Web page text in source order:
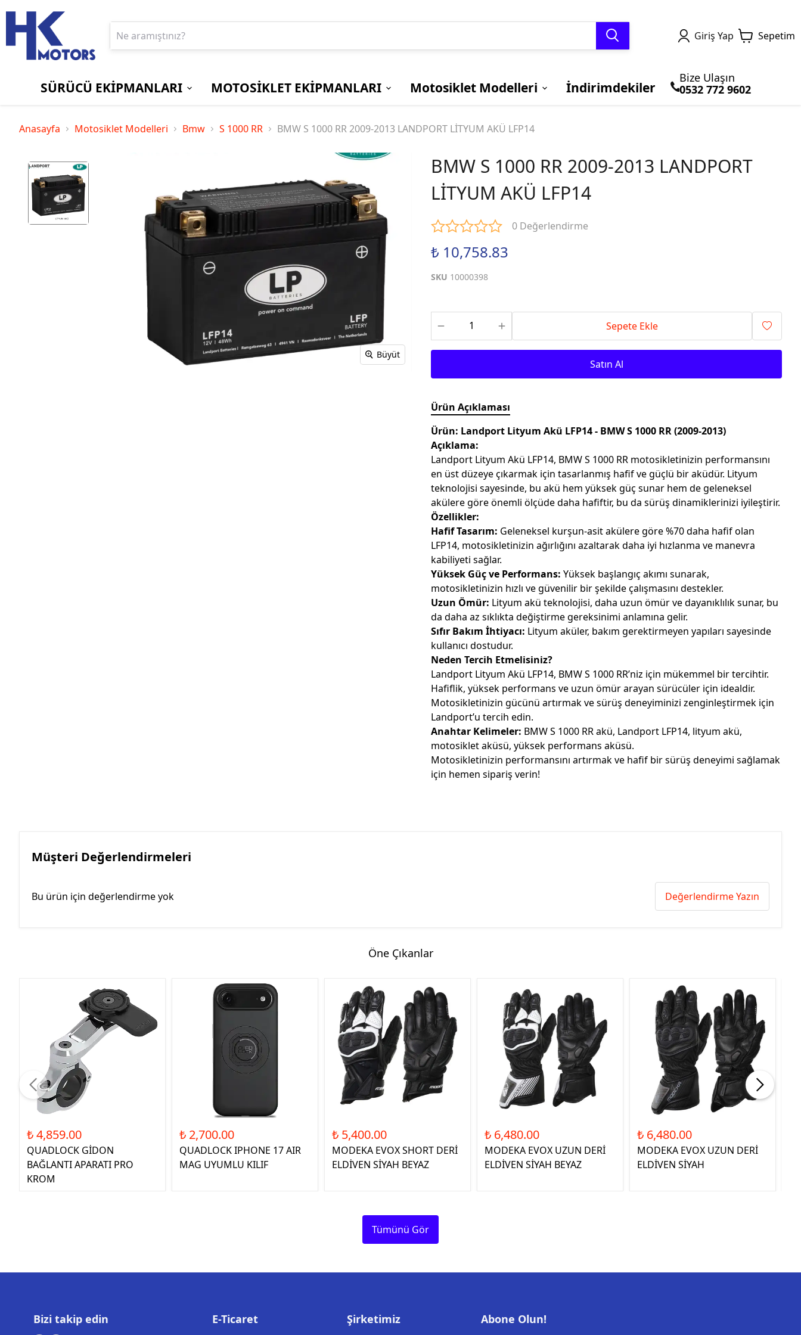
Giriş Yap Sepetim
SÜRÜCÜ EKİPMANLARI
BOT ve ÇİZMELER PANTOLONLAR
GÜVENLİK
SÜRÜCÜ
SÜRÜCÜ
ÇANTALARI
MONTLAR
SU GEÇİRMEZ
MONTLAR
YAZLIK / MEVSİMLİK
MONTLAR
KADIN MONTLAR
TEKSTİL MONTLAR
KASKLAR
AÇIK KASKLAR
ÇENE AÇILIR
KASKLAR
KASK CAMLARI
KASK YEDEK
MOTOSİKLET EKİPMANLARI
EKRAN/GÖSTERGE
MOTOSİKLET
DİĞER
TELEFON
Motosiklet Modelleri
Aprilia Bajaj Bmw Ducati
Suzuki
İndirimdekiler
Bize Ulaşın
0532 772 9602
Anasayfa Motosiklet Modelleri Bmw S 1000 RR BMW S 1000 RR 2009-2013 LANDPORT LİTYUM AKÜ LFP14
Büyüt
BMW S 1000 RR 2009-2013 LANDPORT
LİTYUM AKÜ LFP14
0 Değerlendirme
₺ 10,758.83
SKU 10000398
Sepete Ekle
Satın Al
Ürün Açıklaması
Ürün: Landport Lityum Akü LFP14 - BMW S 1000 RR (2009-2013)
Açıklama:
Landport Lityum Akü LFP14, BMW S 1000 RR motosikletinizin performansını
en üst düzeye çıkarmak için tasarlanmış hafif ve güçlü bir aküdür. Lityum
teknolojisi sayesinde, bu akü hem yüksek güç sunar hem de geleneksel
akülere göre önemli ölçüde daha hafiftir, bu da sürüş dinamiklerinizi iyileştirir.
Özellikler:
Hafif Tasarım: Geleneksel kurşun-asit akülere göre %70 daha hafif olan
LFP14, motosikletinizin ağırlığını azaltarak daha iyi hızlanma ve manevra
kabiliyeti sağlar.
Yüksek Güç ve Performans: Yüksek başlangıç akımı sunarak,
motosikletinizin hızlı ve güvenilir bir şekilde çalışmasını destekler.
Uzun Ömür: Lityum akü teknolojisi, daha uzun ömür ve dayanıklılık sunar, bu
da daha az sıklıkta değiştirme gereksinimi anlamına gelir.
Sıfır Bakım İhtiyacı: Lityum aküler, bakım gerektirmeyen yapıları sayesinde
kullanıcı dostudur.
Neden Tercih Etmelisiniz?
Landport Lityum Akü LFP14, BMW S 1000 RR’niz için mükemmel bir tercihtir.
Hafiflik, yüksek performans ve uzun ömür arayan sürücüler için idealdir.
Motosikletinizin gücünü artırmak ve sürüş deneyiminizi zenginleştirmek için
Landport’u tercih edin.
Anahtar Kelimeler: BMW S 1000 RR akü, Landport LFP14, lityum akü,
motosiklet aküsü, yüksek performans aküsü.
Motosikletinizin performansını artırmak ve hafif bir sürüş deneyimi sağlamak
için hemen sipariş verin!
Müşteri Değerlendirmeleri
Bu ürün için değerlendirme yok Değerlendirme Yazın
Öne Çıkanlar
₺ 4,859.00
QUADLOCK GİDON
BAĞLANTI APARATI PRO
KROM
₺ 2,700.00
QUADLOCK IPHONE 17 AIR
MAG UYUMLU KILIF
₺ 5,400.00
MODEKA EVOX SHORT DERİ
ELDİVEN SİYAH BEYAZ
₺ 6,480.00
MODEKA EVOX UZUN DERİ
ELDİVEN SİYAH BEYAZ
₺ 6,480.00
MODEKA EVOX UZUN DERİ
ELDİVEN SİYAH
Tümünü Gör
Bizi takip edin E-Ticaret Şirketimiz Abone Olun!